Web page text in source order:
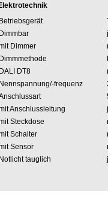
Betriebsgerät
Dimmbar
Dimmer
Dimmmethode
DALI DT8
Nennspannung/-frequenz
Anschlussleitung
Steckdose
Schalter
Sensor
Notlicht tauglich